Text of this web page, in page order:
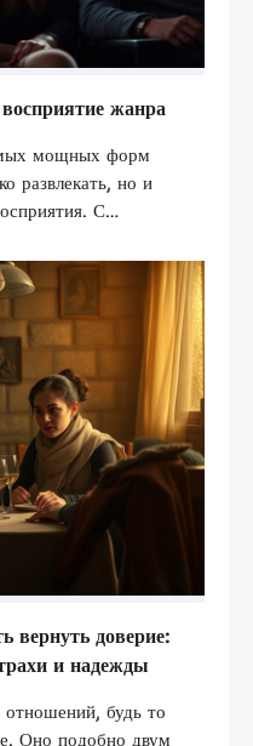
жанра
мощных форм
развлекать, но и
С…
вернуть доверие:
и надежды
будь то
Оно подобно двум